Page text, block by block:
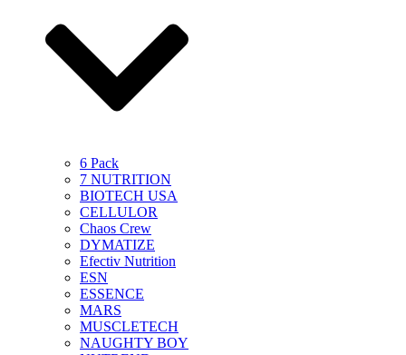
6 Pack
7 NUTRITION
BIOTECH USA
CELLULOR
Chaos Crew
DYMATIZE
Efectiv Nutrition
ESN
ESSENCE
MARS
MUSCLETECH
NAUGHTY BOY